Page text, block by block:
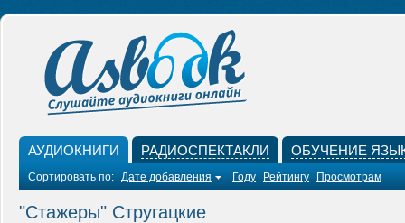
АУДИОКНИГИ РАДИОСПЕКТАКЛИ ОБУЧЕНИЕ
Сортировать по: Дате добавления Году Рейтингу Просмотрам
"Стажеры" Стругацкие